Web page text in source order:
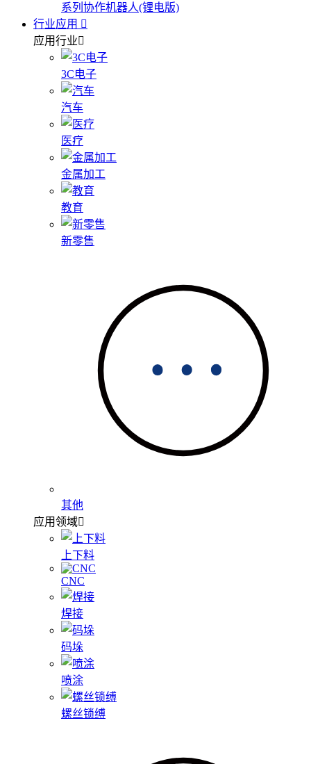
系列协作机器人(锂电版)
行业应用
应用行业
3C电子
汽车
医疗
金属加工
教育
新零售
其他
应用领域
上下料
CNC
焊接
码垛
喷涂
螺丝锁缚